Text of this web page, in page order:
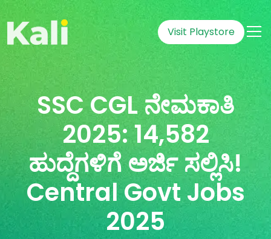
Visit Playstore
SSC CGL ನೇಮಕಾತಿ
2025: 14,582
ಹುದ್ದೆಗಳಿಗೆ ಅರ್ಜಿ ಸಲ್ಲಿಸಿ!
Central Govt Jobs
2025